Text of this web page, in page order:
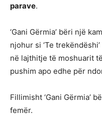
parave.
‘Gani Gërmia’ bëri një
njohur si ‘Te
në lajthitje të moshuarit
pushim apo edhe për
Fillimisht ‘Gani Gërmia’
femër.